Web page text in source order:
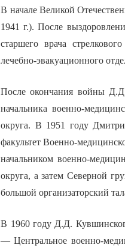
В начале Великой
1941 г.). После
старшего врача
лечебно-эвакуационного
После окончания войны
начальника военно-
округа. В 1951 году
факультет Военно-
начальником военно-
округа, а затем Северной
большой организаторский
В 1960 году Д.Д.
— Центральное военно-